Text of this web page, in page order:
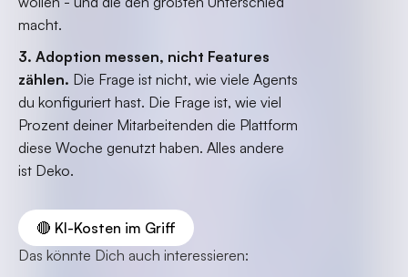
macht.
3. Adoption messen, nicht Features
zählen. Die Frage ist nicht, wie viele Agents
du konfiguriert hast. Die Frage ist, wie viel
Prozent deiner Mitarbeitenden die Plattform
diese Woche genutzt haben. Alles andere
ist Deko.
🔴 KI-Kosten im Griff
Das könnte Dich auch interessieren: